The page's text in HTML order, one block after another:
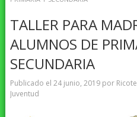
TALLER PARA
ALUMNOS DE
SECUNDARIA
Publicado el 24 junio, 2019por Ricote
Juventud